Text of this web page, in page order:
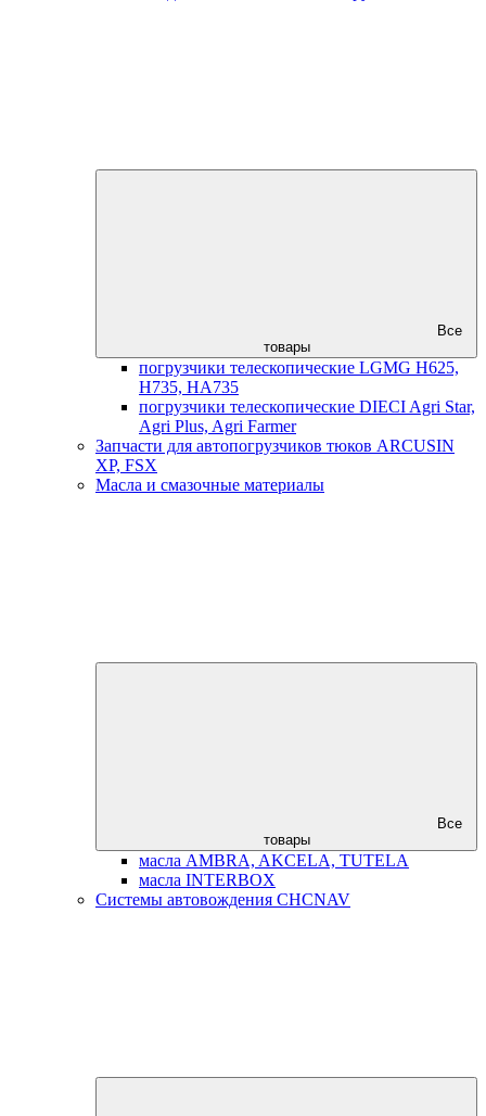
Все
товары
погрузчики телескопические LGMG H625,
H735, HA735
погрузчики телескопические DIECI Agri Star,
Agri Plus, Agri Farmer
Запчасти для автопогрузчиков тюков ARCUSIN
XP, FSX
Масла и смазочные материалы
Все
товары
масла AMBRA, AKCELA, TUTELA
масла INTERBOX
Системы автовождения CHCNAV